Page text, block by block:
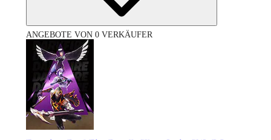
ANGEBOTE VON 0 VERKÄUFER